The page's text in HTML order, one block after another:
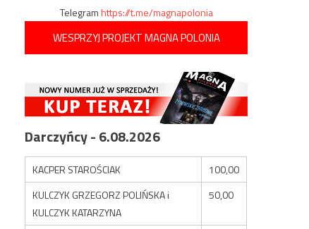
Telegramhttps://t.me/magnapolonia
WESPRZYJ PROJEKT MAGNA POLONIA
Darczyńcy - 6.08.2026
KACPER STAROŚCIAK
100,00
KULCZYK GRZEGORZ POLIŃSKA i
KULCZYK KATARZYNA
50,00